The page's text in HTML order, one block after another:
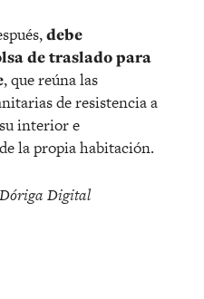
debe
de traslado para
, que reúna las
de resistencia a
interior e
la propia habitación.
Digital